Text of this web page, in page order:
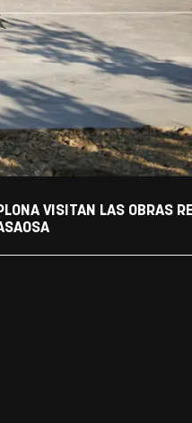
VISITAN LAS OBRAS